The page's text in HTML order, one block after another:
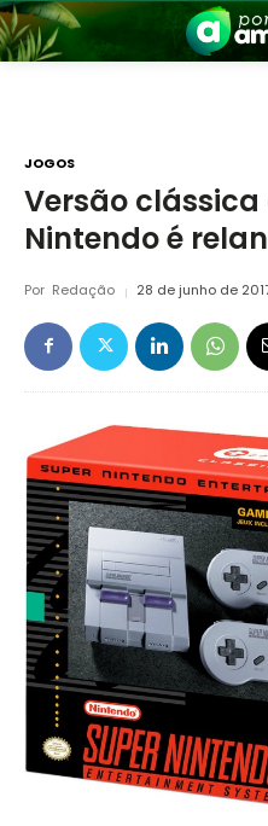
Amazônia
JOGOS
Versão clássica
Nintendo é
Por Redação 28 de junho de